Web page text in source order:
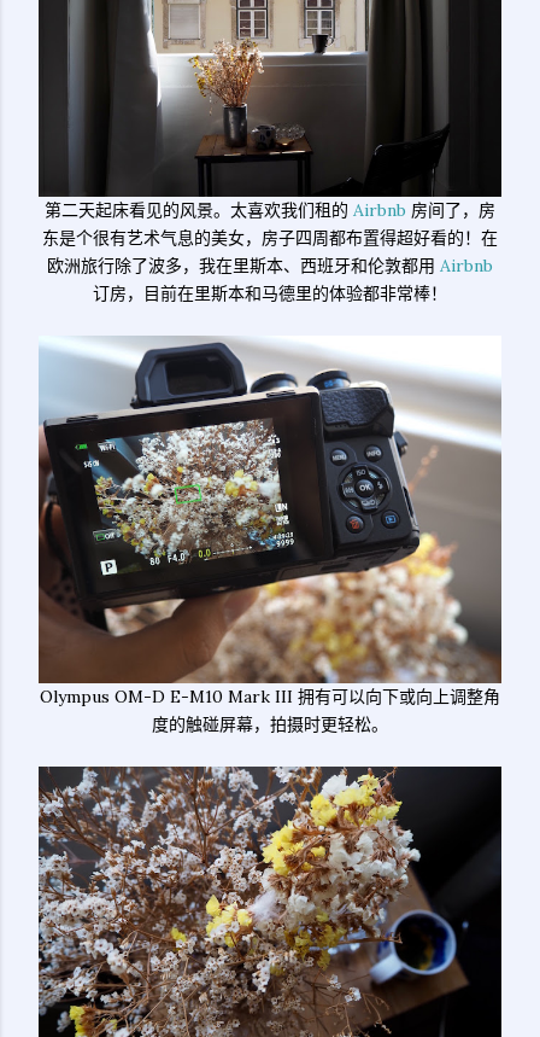
第二天起床看见的风景。太喜欢我们租的 Airbnb 房间了，房
东是个很有艺术气息的美女，房子四周都布置得超好看的！在
欧洲旅行除了波多，我在里斯本、西班牙和伦敦都用 Airbnb
订房，目前在里斯本和马德里的体验都非常棒！
Olympus OM-D E-M10 Mark III 拥有可以向下或向上调整角
度的触碰屏幕，拍摄时更轻松。